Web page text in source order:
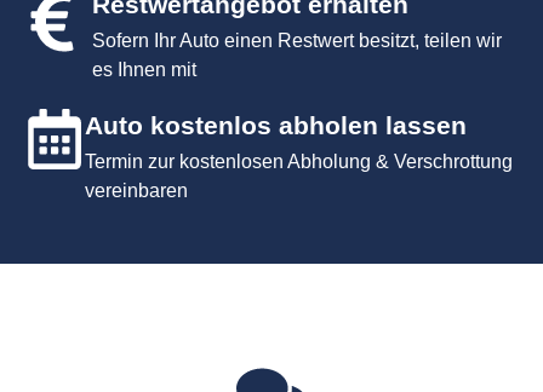
Sofern Ihr Auto einen Restwert besitzt, teilen wir
es Ihnen mit
Auto kostenlos abholen lassen
Termin zur kostenlosen Abholung & Verschrottung
vereinbaren